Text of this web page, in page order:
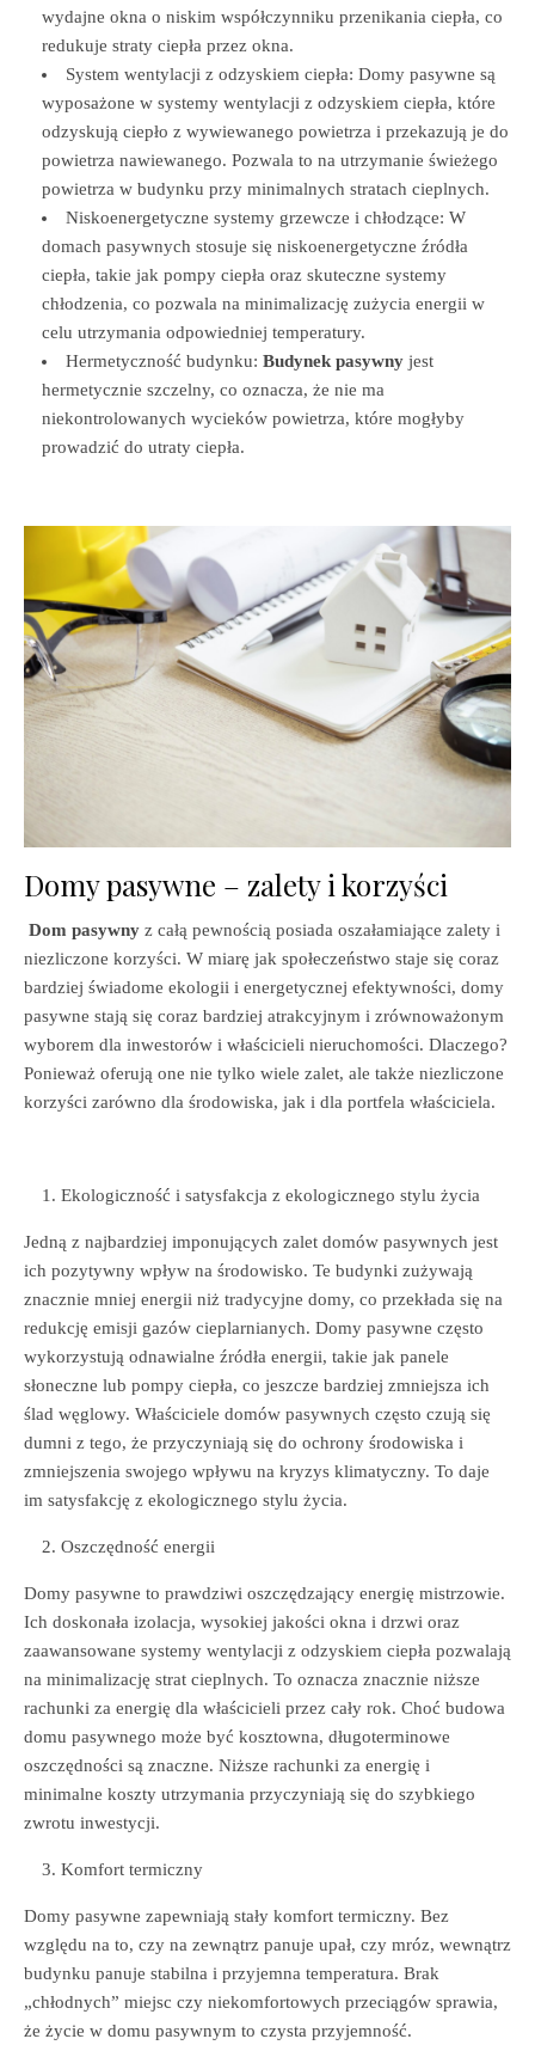
wydajne okna o niskim współczynniku przenikania ciepła, co
redukuje straty ciepła przez okna.
System wentylacji z odzyskiem ciepła: Domy pasywne są
wyposażone w systemy wentylacji z odzyskiem ciepła, które
odzyskują ciepło z wywiewanego powietrza i przekazują je do
powietrza nawiewanego. Pozwala to na utrzymanie świeżego
powietrza w budynku przy minimalnych stratach cieplnych.
Niskoenergetyczne systemy grzewcze i chłodzące: W
domach pasywnych stosuje się niskoenergetyczne źródła
ciepła, takie jak pompy ciepła oraz skuteczne systemy
chłodzenia, co pozwala na minimalizację zużycia energii w
celu utrzymania odpowiedniej temperatury.
Hermetyczność budynku: Budynek pasywny jest
hermetycznie szczelny, co oznacza, że nie ma
niekontrolowanych wycieków powietrza, które mogłyby
prowadzić do utraty ciepła.
Domy pasywne – zalety i korzyści
Dom pasywny z całą pewnością posiada oszałamiające zalety i
niezliczone korzyści. W miarę jak społeczeństwo staje się coraz
bardziej świadome ekologii i energetycznej efektywności, domy
pasywne stają się coraz bardziej atrakcyjnym i zrównoważonym
wyborem dla inwestorów i właścicieli nieruchomości. Dlaczego?
Ponieważ oferują one nie tylko wiele zalet, ale także niezliczone
korzyści zarówno dla środowiska, jak i dla portfela właściciela.
Ekologiczność i satysfakcja z ekologicznego stylu życia
Jedną z najbardziej imponujących zalet domów pasywnych jest
ich pozytywny wpływ na środowisko. Te budynki zużywają
znacznie mniej energii niż tradycyjne domy, co przekłada się na
redukcję emisji gazów cieplarnianych. Domy pasywne często
wykorzystują odnawialne źródła energii, takie jak panele
słoneczne lub pompy ciepła, co jeszcze bardziej zmniejsza ich
ślad węglowy. Właściciele domów pasywnych często czują się
dumni z tego, że przyczyniają się do ochrony środowiska i
zmniejszenia swojego wpływu na kryzys klimatyczny. To daje
im satysfakcję z ekologicznego stylu życia.
Oszczędność energii
Domy pasywne to prawdziwi oszczędzający energię mistrzowie.
Ich doskonała izolacja, wysokiej jakości okna i drzwi oraz
zaawansowane systemy wentylacji z odzyskiem ciepła pozwalają
na minimalizację strat cieplnych. To oznacza znacznie niższe
rachunki za energię dla właścicieli przez cały rok. Choć budowa
domu pasywnego może być kosztowna, długoterminowe
oszczędności są znaczne. Niższe rachunki za energię i
minimalne koszty utrzymania przyczyniają się do szybkiego
zwrotu inwestycji.
Komfort termiczny
Domy pasywne zapewniają stały komfort termiczny. Bez
względu na to, czy na zewnątrz panuje upał, czy mróz, wewnątrz
budynku panuje stabilna i przyjemna temperatura. Brak
„chłodnych” miejsc czy niekomfortowych przeciągów sprawia,
że życie w domu pasywnym to czysta przyjemność.